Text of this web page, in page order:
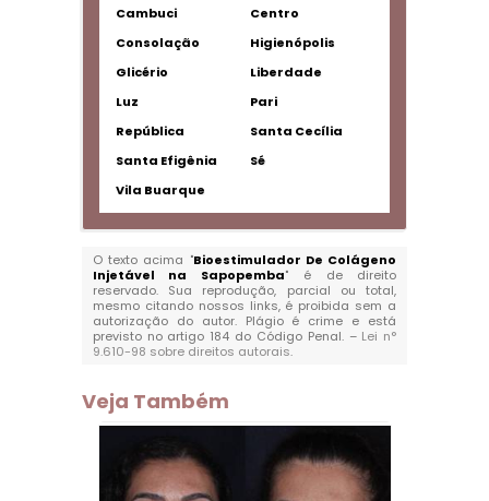
Cambuci
Centro
Consolação
Higienópolis
Glicério
Liberdade
Luz
Pari
República
Santa Cecília
Santa Efigênia
Sé
Vila Buarque
O texto acima "Bioestimulador De Colágeno
Injetável na Sapopemba" é de direito
reservado. Sua reprodução, parcial ou total,
mesmo citando nossos links, é proibida sem a
autorização do autor. Plágio é crime e está
previsto no artigo 184 do Código Penal. – Lei n°
9.610-98 sobre direitos autorais.
Veja Também